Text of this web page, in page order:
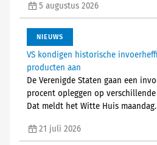
5 augustus 2026
NIEUWS
VS kondigen historische
producten aan
De Verenigde Staten gaan een
procent opleggen op
Dat meldt het Witte Huis maandag.
21 juli 2026